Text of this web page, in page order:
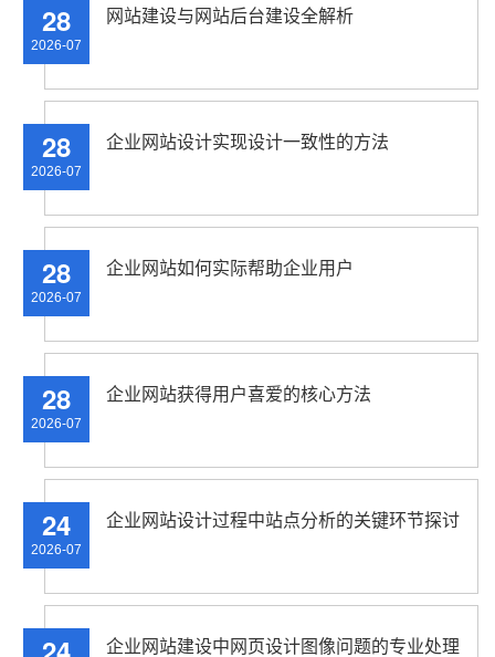
28
2026-07
网站建设与网站后台建设全解析
28
2026-07
企业网站设计实现设计一致性的方法
28
2026-07
企业网站如何实际帮助企业用户
28
2026-07
企业网站获得用户喜爱的核心方法
24
2026-07
企业网站设计过程中站点分析的关键环节探讨
企业网站建设中网页设计图像问题的专业处理